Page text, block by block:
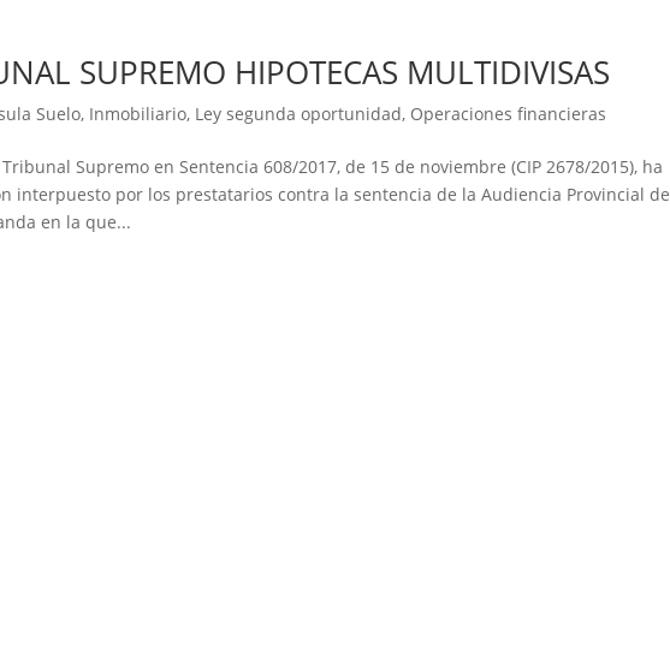
SUPREMO HIPOTECAS MULTIDIVISAS
Suelo, Inmobiliario, Ley segunda oportunidad, Operaciones financieras
Supremo en Sentencia 608/2017, de 15 de noviembre (CIP 2678/2015), ha
interpuesto por los prestatarios contra la sentencia de la Audiencia Provincial de
en la que...